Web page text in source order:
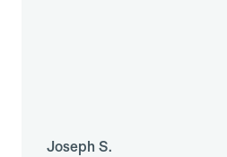
Joseph S.